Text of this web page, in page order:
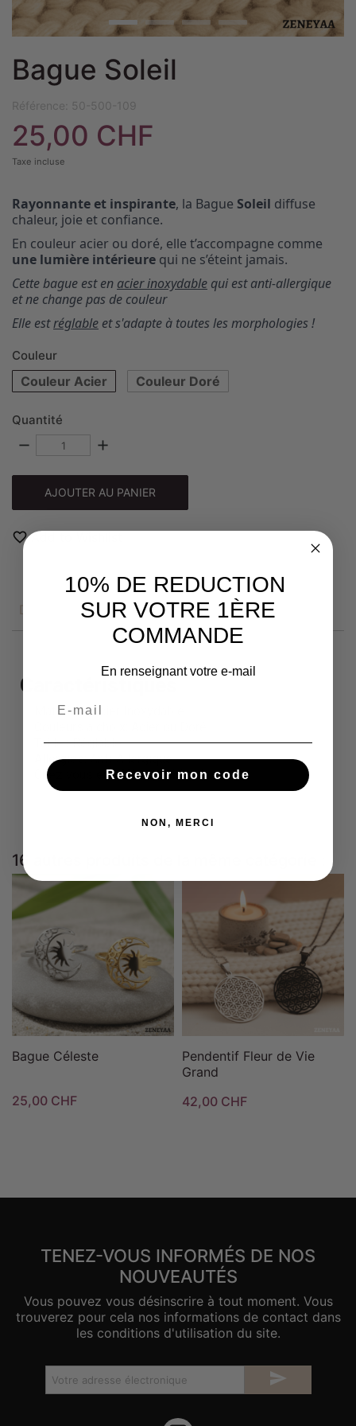
Bague Soleil
Référence: 50-500-109
25,00 CHF
Taxe incluse
Rayonnante et inspirante, la Bague Soleil diffuse
chaleur, joie et confiance.
En couleur acier ou doré, elle t’accompagne comme
une lumière intérieure qui ne s’éteint jamais.
Cette bague est en acier inoxydable qui est anti-allergique
et ne change pas de couleur
Elle estréglable et s'adapte à toutes les morphologies !
Couleur
Couleur Acier Couleur Doré
Quantité
remove add
AJOUTER AU PANIER
favorite_border Add to Wishlist
DESCRIPTION
Caractéristiques
Matériau : Acier Inoxydable
Taille : Réglable
Allergies: Anti-Allergique
Chez vous en : 48h ouvrables !
16 autres produits de la même catégorie :
Bague Céleste
25,00 CHF
Pendentif Fleur de Vie
Grand
42,00 CHF
TENEZ-VOUS INFORMÉS DE NOS
NOUVEAUTÉS
Vous pouvez vous désinscrire à tout moment. Vous
trouverez pour cela nos informations de contact dans
les conditions d'utilisation du site.

10% DE REDUCTION
SUR VOTRE 1ÈRE
COMMANDE
En renseignant votre e-mail
Recevoir mon code
NON, MERCI